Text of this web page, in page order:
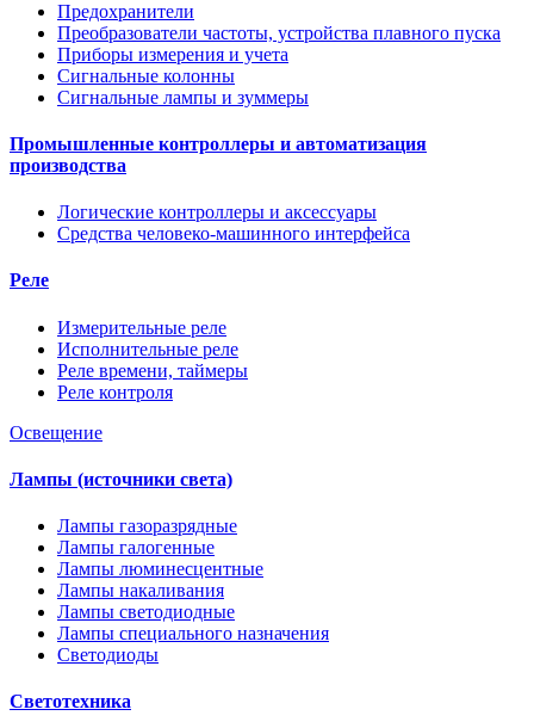
Предохранители
Преобразователи частоты, устройства плавного пуска
Приборы измерения и учета
Сигнальные колонны
Сигнальные лампы и зуммеры
Промышленные контроллеры и автоматизация
производства
Логические контроллеры и аксессуары
Средства человеко-машинного интерфейса
Реле
Измерительные реле
Исполнительные реле
Реле времени, таймеры
Реле контроля
Освещение
Лампы (источники света)
Лампы газоразрядные
Лампы галогенные
Лампы люминесцентные
Лампы накаливания
Лампы светодиодные
Лампы специального назначения
Светодиоды
Светотехника